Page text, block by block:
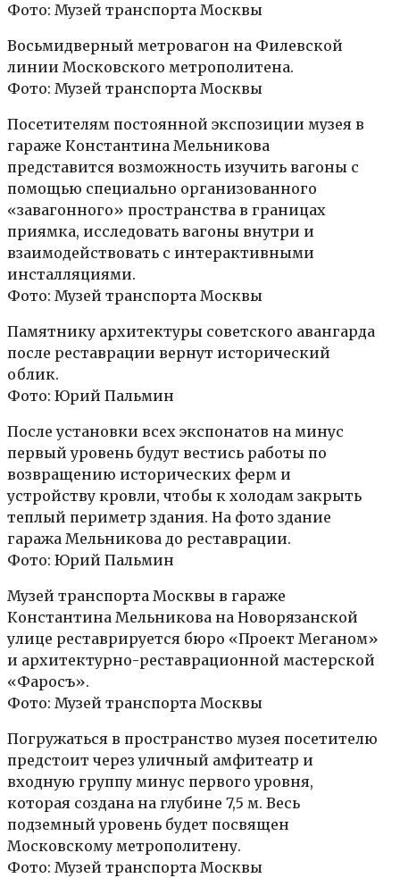
Фото: Музей транспорта Москвы
Восьмидверный метровагон на Филевской
линии Московского метрополитена.
Фото: Музей транспорта Москвы
Посетителям постоянной экспозиции музея в
гараже Константина Мельникова
представится возможность изучить вагоны с
помощью специально организованного
«завагонного» пространства в границах
приямка, исследовать вагоны внутри и
взаимодействовать с интерактивными
инсталляциями.
Фото: Музей транспорта Москвы
Памятнику архитектуры советского авангарда
после реставрации вернут исторический
облик.
Фото: Юрий Пальмин
После установки всех экспонатов на минус
первый уровень будут вестись работы по
возвращению исторических ферм и
устройству кровли, чтобы к холодам закрыть
теплый периметр здания. На фото здание
гаража Мельникова до реставрации.
Фото: Юрий Пальмин
Музей транспорта Москвы в гараже
Константина Мельникова на Новорязанской
улице реставрируется бюро «Проект Меганом»
и архитектурно-реставрационной мастерской
«Фаросъ».
Фото: Музей транспорта Москвы
Погружаться в пространство музея посетителю
предстоит через уличный амфитеатр и
входную группу минус первого уровня,
которая создана на глубине 7,5 м. Весь
подземный уровень будет посвящен
Московскому метрополитену.
Фото: Музей транспорта Москвы